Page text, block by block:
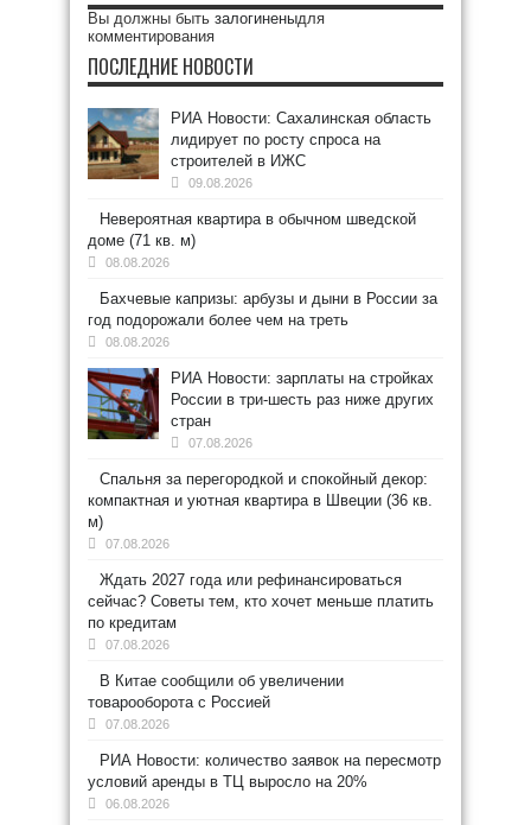
Вы должны быть залогиненыдля
комментирования
ПОСЛЕДНИЕ НОВОСТИ
РИА Новости: Сахалинская область
лидирует по росту спроса на
строителей в ИЖС
09.08.2026
Невероятная квартира в обычном шведской
доме (71 кв. м)
08.08.2026
Бахчевые капризы: арбузы и дыни в России за
год подорожали более чем на треть
08.08.2026
РИА Новости: зарплаты на стройках
России в три-шесть раз ниже других
стран
07.08.2026
Спальня за перегородкой и спокойный декор:
компактная и уютная квартира в Швеции (36 кв.
м)
07.08.2026
Ждать 2027 года или рефинансироваться
сейчас? Советы тем, кто хочет меньше платить
по кредитам
07.08.2026
В Китае сообщили об увеличении
товарооборота с Россией
07.08.2026
РИА Новости: количество заявок на пересмотр
условий аренды в ТЦ выросло на 20%
06.08.2026